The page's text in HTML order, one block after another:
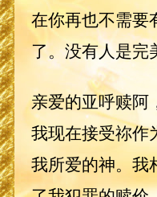
在你再也不需要
了。没有人是完
亲爱的亚呼赎阿
我现在接受祢作
我所爱的神。我